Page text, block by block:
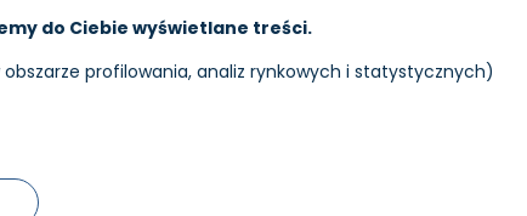
do Ciebie wyświetlane treści.
profilowania, analiz rynkowych i statystycznych)